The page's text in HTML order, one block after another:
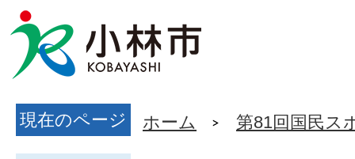
現在のページ ホーム 第81回国民ス